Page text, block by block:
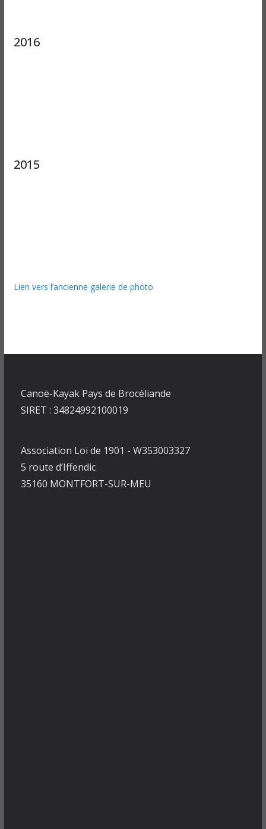
2016
2015
Lien vers l’ancienne galerie de photo
Canoë-Kayak Pays de Brocéliande
SIRET : 34824992100019
Association Loi de 1901 - W353003327
5 route d’Iffendic
35160 MONTFORT-SUR-MEU